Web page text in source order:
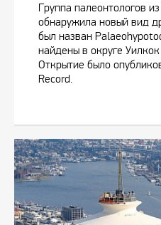
Группа палеонтологов
обнаружила новый вид
был назван
найдены в округе
Открытие было
Record.